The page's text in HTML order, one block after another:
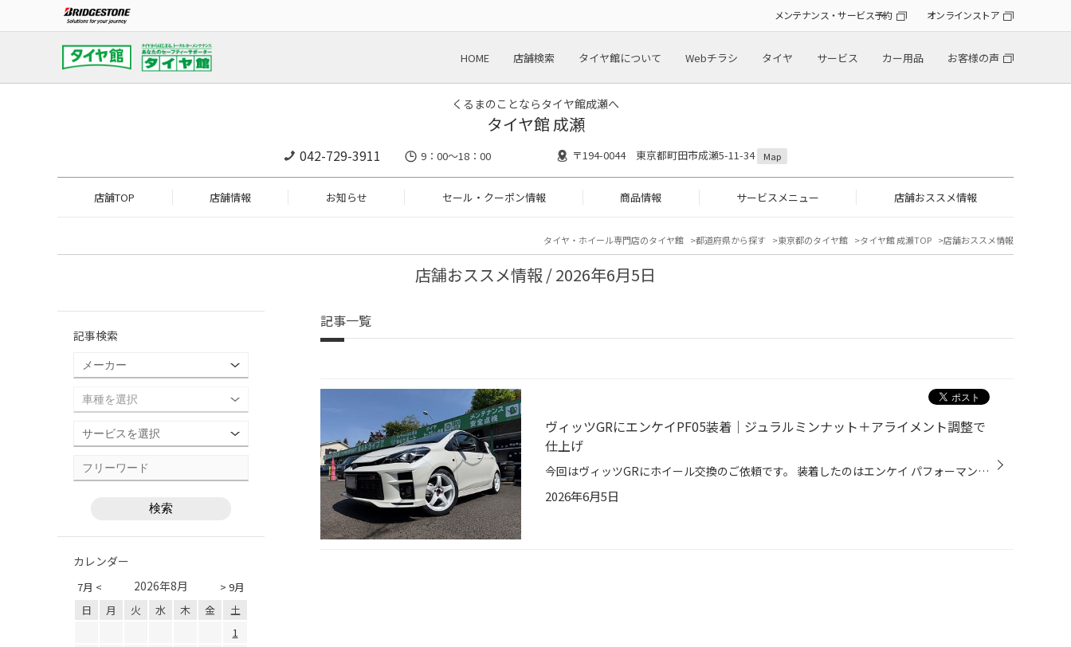
メンテナンス・サービス予約 オンラインストア
HOME 店舗検索 タイヤ館について Webチラシ タイヤ サービス カー用品 お客様の声
くるまのことならタイヤ館成瀬へ
タイヤ館 成瀬
042-729-3911 9：00～18：00 〒194-0044 東京都町田市成瀬5-11-34 Map
店舗TOP 店舗情報 お知らせ セール・クーポン情報 商品情報 サービスメニュー 店舗おススメ情報
タイヤ・ホイール専門店のタイヤ館 都道府県から探す 東京都のタイヤ館 タイヤ館 成瀬TOP 店舗おススメ情報
店舗おススメ情報 / 2026年6月5日
記事一覧
ヴィッツGRにエンケイPF05装着｜ジュラルミンナット＋アライメント調整で
仕上げ
今回はヴィッツGRにホイール交換のご依頼です。 装着したのはエンケイ パフォーマンスライン PF05 PF05｜製品｜ENKEI WHEELS シンプルな5本スポークですが、軽量かつ高剛性でスポーツモデルとの相性は抜群です。ホワイトのボディにホワイトホイール、そこに赤のジュラルミンナットが入ることで全体...
2026年6月5日
記事検索
カレンダー
7月 < > 9月
2026年8月
日 月 火 水 木 金
土
1